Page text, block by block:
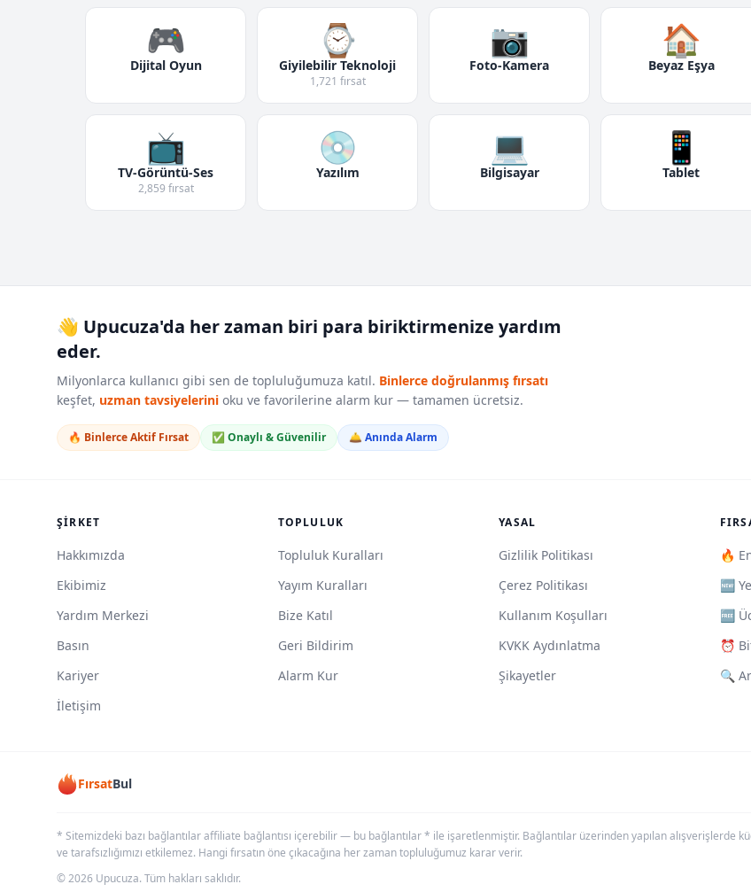
🎮
Dijital Oyun
⌚
Giyilebilir Teknoloji
1,721 fırsat
📷
Foto-Kamera
🏠
Beyaz Eşya
📺
TV-Görüntü-Ses
2,859 fırsat
💿
Yazılım
💻
Bilgisayar
📱
Tablet
👋 Upucuza'da her zaman biri para biriktirmenize yardım
eder.
Milyonlarca kullanıcı gibi sen de topluluğumuza katıl. Binlerce doğrulanmış fırsatı
keşfet, uzman tavsiyelerini oku ve favorilerine alarm kur — tamamen ücretsiz.
🔥 Binlerce Aktif Fırsat ✅ Onaylı & Güvenilir 🛎️ Anında Alarm
ŞIRKET
Hakkımızda
Ekibimiz
Yardım Merkezi
Basın
Kariyer
İletişim
TOPLULUK
Topluluk Kuralları
Yayım Kuralları
Bize Katıl
Geri Bildirim
Alarm Kur
YASAL
Gizlilik Politikası
Çerez Politikası
Kullanım Koşulları
KVKK Aydınlatma
Şikayetler
🔥
🆕
🆓
⏰
🔍
FırsatBul
* Sitemizdeki bazı bağlantılar affiliate bağlantısı içerebilir — bu bağlantılar * ile işaretlenmiştir. Bağlantılar üzerinden yapılan alışverişlerde
ve tarafsızlığımızı etkilemez. Hangi fırsatın öne çıkacağına her zaman topluluğumuz karar verir.
© 2026 Upucuza. Tüm hakları saklıdır.